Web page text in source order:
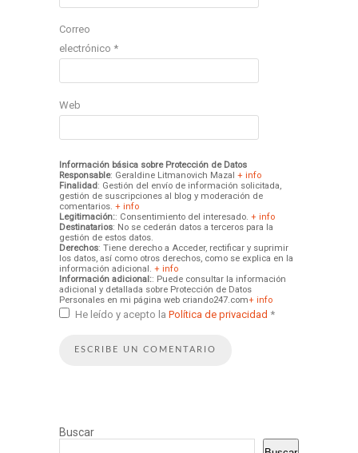
Correo
electrónico *
Web
Información básica sobre Protección de Datos
Responsable: Geraldine Litmanovich Mazal + info
Finalidad: Gestión del envío de información solicitada,
gestión de suscripciones al blog y moderación de
comentarios. + info
Legitimación:: Consentimiento del interesado. + info
Destinatarios: No se cederán datos a terceros para la
gestión de estos datos.
Derechos: Tiene derecho a Acceder, rectificar y suprimir
los datos, así como otros derechos, como se explica en la
información adicional. + info
Información adicional:: Puede consultar la información
adicional y detallada sobre Protección de Datos
Personales en mi página web criando247.com+ info
He leído y acepto la Política de privacidad *
Buscar